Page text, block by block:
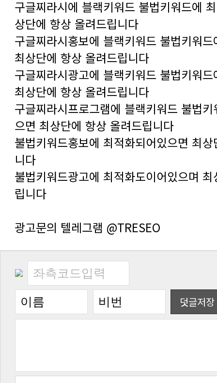
상단에 항상 올려드립니다
최상단에 항상 올려드립니다
최상단에 항상 올려드립니다
으면 최상단에 항상 올려드립니다
니다
립니다
광고문의 텔레그램 @TRESEO
덧글저장